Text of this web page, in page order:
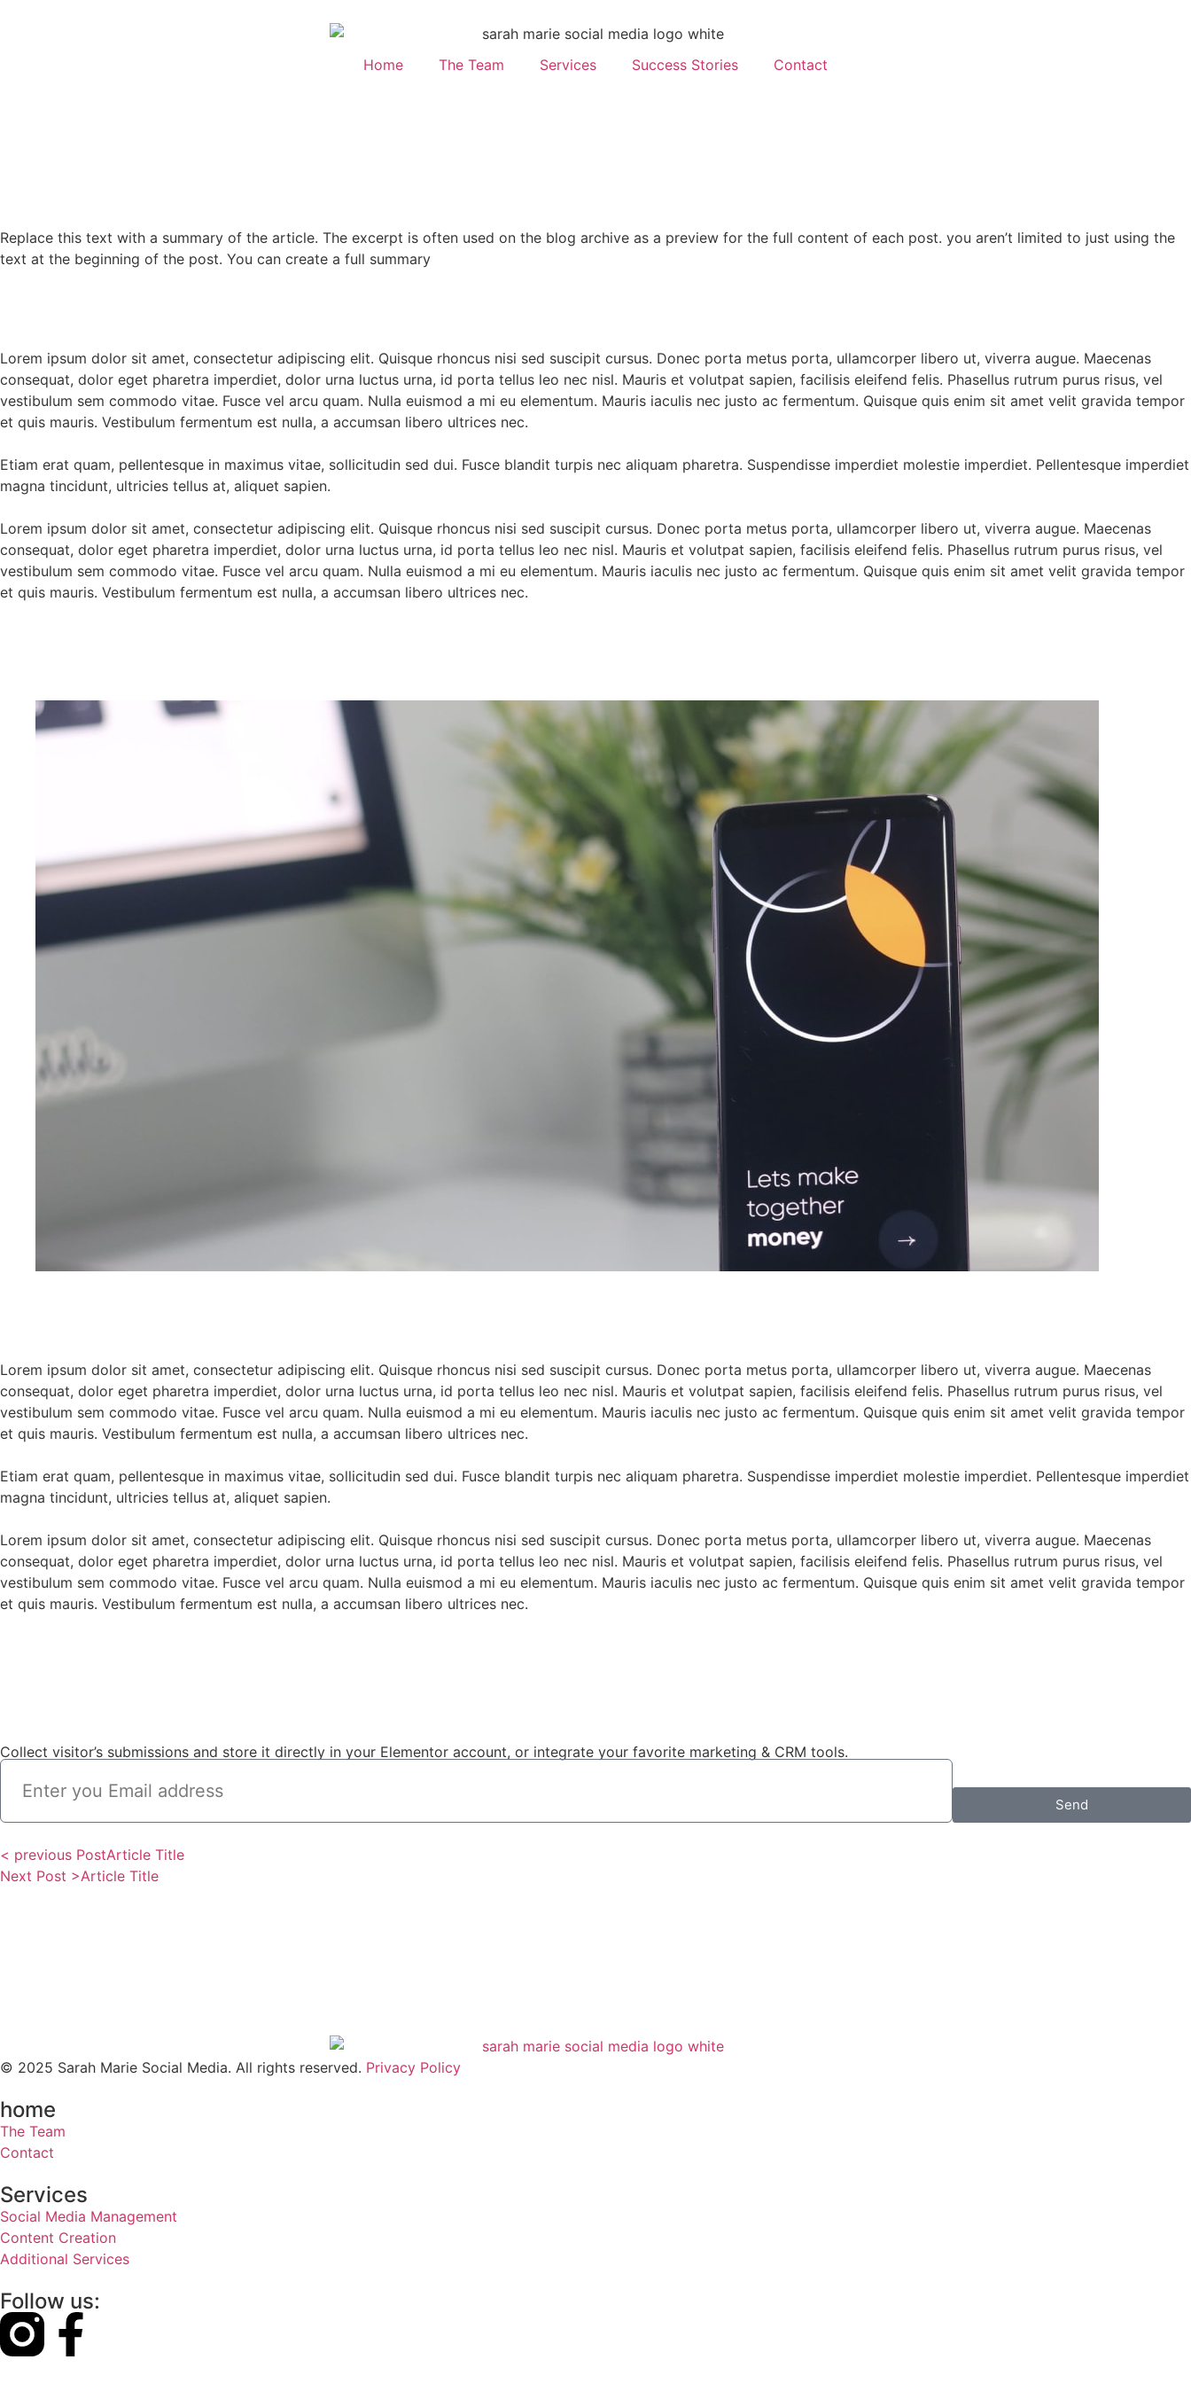
Home The Team Services Success Stories Contact
Replace this text with a summary of the article. The excerpt is often used on the blog archive as a preview for the full content of each post. you aren’t limited to just using the
text at the beginning of the post. You can create a full summary
Lorem ipsum dolor sit amet, consectetur adipiscing elit. Quisque rhoncus nisi sed suscipit cursus. Donec porta metus porta, ullamcorper libero ut, viverra augue. Maecenas
consequat, dolor eget pharetra imperdiet, dolor urna luctus urna, id porta tellus leo nec nisl. Mauris et volutpat sapien, facilisis eleifend felis. Phasellus rutrum purus risus, vel
vestibulum sem commodo vitae. Fusce vel arcu quam. Nulla euismod a mi eu elementum. Mauris iaculis nec justo ac fermentum. Quisque quis enim sit amet velit gravida tempor
et quis mauris. Vestibulum fermentum est nulla, a accumsan libero ultrices nec.
Etiam erat quam, pellentesque in maximus vitae, sollicitudin sed dui. Fusce blandit turpis nec aliquam pharetra. Suspendisse imperdiet molestie imperdiet. Pellentesque imperdiet
magna tincidunt, ultricies tellus at, aliquet sapien.
Lorem ipsum dolor sit amet, consectetur adipiscing elit. Quisque rhoncus nisi sed suscipit cursus. Donec porta metus porta, ullamcorper libero ut, viverra augue. Maecenas
consequat, dolor eget pharetra imperdiet, dolor urna luctus urna, id porta tellus leo nec nisl. Mauris et volutpat sapien, facilisis eleifend felis. Phasellus rutrum purus risus, vel
vestibulum sem commodo vitae. Fusce vel arcu quam. Nulla euismod a mi eu elementum. Mauris iaculis nec justo ac fermentum. Quisque quis enim sit amet velit gravida tempor
et quis mauris. Vestibulum fermentum est nulla, a accumsan libero ultrices nec.
Lorem ipsum dolor sit amet, consectetur adipiscing elit. Quisque rhoncus nisi sed suscipit cursus. Donec porta metus porta, ullamcorper libero ut, viverra augue. Maecenas
consequat, dolor eget pharetra imperdiet, dolor urna luctus urna, id porta tellus leo nec nisl. Mauris et volutpat sapien, facilisis eleifend felis. Phasellus rutrum purus risus, vel
vestibulum sem commodo vitae. Fusce vel arcu quam. Nulla euismod a mi eu elementum. Mauris iaculis nec justo ac fermentum. Quisque quis enim sit amet velit gravida tempor
et quis mauris. Vestibulum fermentum est nulla, a accumsan libero ultrices nec.
Etiam erat quam, pellentesque in maximus vitae, sollicitudin sed dui. Fusce blandit turpis nec aliquam pharetra. Suspendisse imperdiet molestie imperdiet. Pellentesque imperdiet
magna tincidunt, ultricies tellus at, aliquet sapien.
Lorem ipsum dolor sit amet, consectetur adipiscing elit. Quisque rhoncus nisi sed suscipit cursus. Donec porta metus porta, ullamcorper libero ut, viverra augue. Maecenas
consequat, dolor eget pharetra imperdiet, dolor urna luctus urna, id porta tellus leo nec nisl. Mauris et volutpat sapien, facilisis eleifend felis. Phasellus rutrum purus risus, vel
vestibulum sem commodo vitae. Fusce vel arcu quam. Nulla euismod a mi eu elementum. Mauris iaculis nec justo ac fermentum. Quisque quis enim sit amet velit gravida tempor
et quis mauris. Vestibulum fermentum est nulla, a accumsan libero ultrices nec.
Collect visitor’s submissions and store it directly in your Elementor account, or integrate your favorite marketing & CRM tools.
Send
< previous PostArticle Title
Next Post >Article Title
© 2025 Sarah Marie Social Media. All rights reserved. Privacy Policy
home
The Team
Contact
Services
Social Media Management
Content Creation
Additional Services
Follow us: